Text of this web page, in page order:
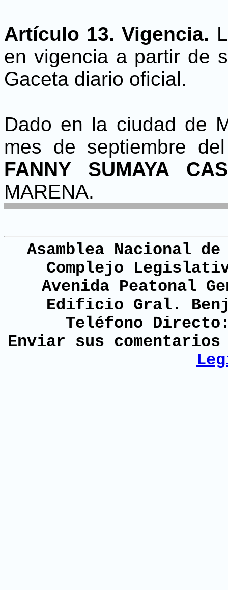
Artículo 13. Vigencia.
en vigencia a partir de
Gaceta diario oficial.
Dado en la ciudad de
mes de septiembre
FANNY SUMAYA
MARENA.
Asamblea Nacional
Complejo
Avenida Peatonal
Edificio Gral.
Teléfono
Enviar sus